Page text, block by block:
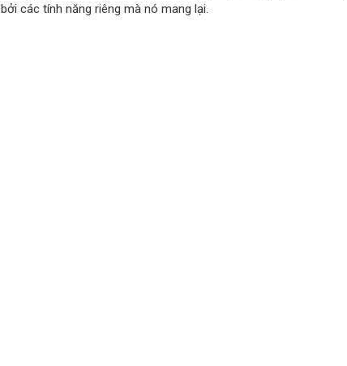
bởi các tính năng riêng mà nó mang lại.